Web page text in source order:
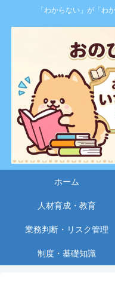
「わからない」が「わ
ホーム
人材育成・教育
業務判断・リスク管理
制度・基礎知識